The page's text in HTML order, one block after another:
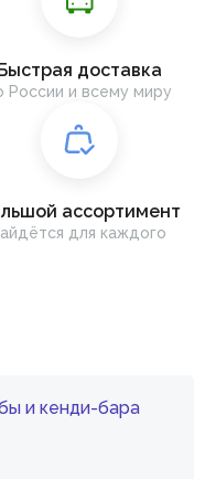
Быстрая доставка
России и всему миру
ассортимент
для каждого